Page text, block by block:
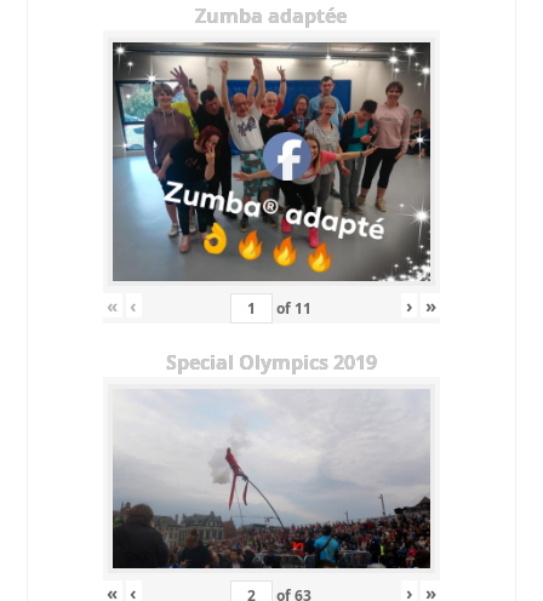
Zumba adaptée
« ‹ of 11 › »
Special Olympics 2019
« ‹ of63 › »